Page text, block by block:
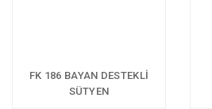
FK 186 BAYAN DESTEKLİ
SÜTYEN